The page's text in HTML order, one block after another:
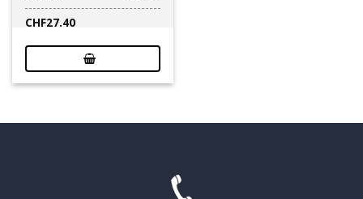
CHF27.40